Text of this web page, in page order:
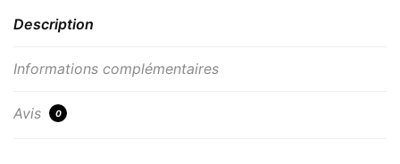
Description
Informations complémentaires
Avis 0